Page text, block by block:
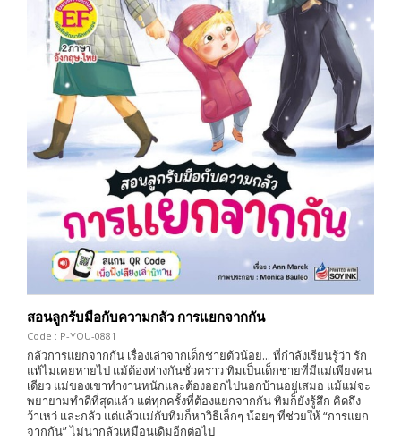
สอนลูกรับมือกับความกลัว การแยกจากกัน
Code : P-YOU-0881
กลัวการแยกจากกัน เรื่องเล่าจากเด็กชายตัวน้อย... ที่กำลังเรียนรู้ว่า รัก
แท้ไม่เคยหายไป แม้ต้องห่างกันชั่วคราว ทิมเป็นเด็กชายที่มีแม่เพียงคน
เดียว แม่ของเขาทำงานหนักและต้องออกไปนอกบ้านอยู่เสมอ แม้แม่จะ
พยายามทำดีที่สุดแล้ว แต่ทุกครั้งที่ต้องแยกจากกัน ทิมก็ยังรู้สึก คิดถึง
ว้าเหว่ และกลัว แต่แล้วแม่กับทิมก็หาวิธีเล็กๆ น้อยๆ ที่ช่วยให้ “การแยก
จากกัน” ไม่น่ากลัวเหมือนเดิมอีกต่อไป